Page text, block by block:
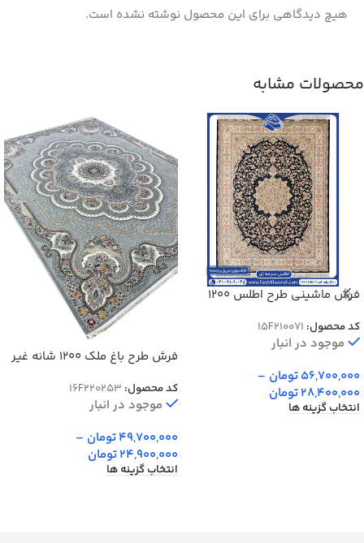
هیچ دیدگاهی برای این محصول نوشته نشده است.
محصولات مشابه
فرش ماشینی طرح اطلس 1200
کد محصول: 15F210071
موجود در انبار
56,700,000تومان –
28,400,000تومان
انتخاب گزینه ها
فرش طرح باغ ملک 1200 شانه غیر
کد محصول: 16F220253
موجود در انبار
49,700,000تومان –
24,900,000تومان
انتخاب گزینه ها